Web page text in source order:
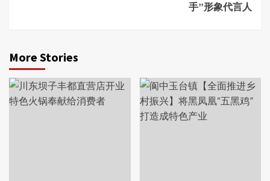
手”形象代言人
More Stories